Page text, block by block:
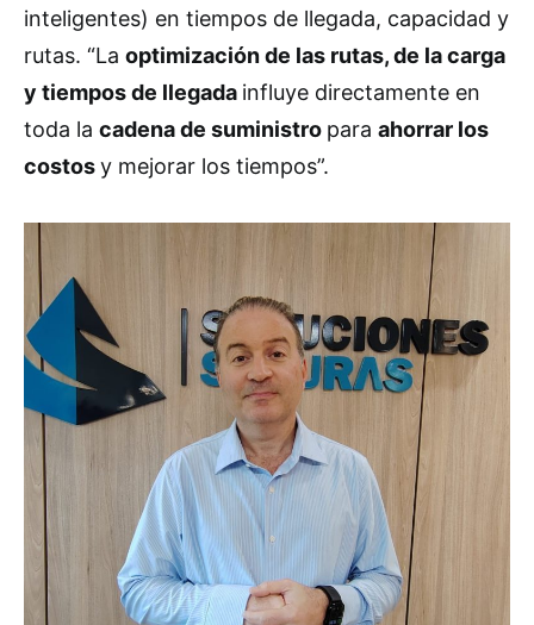
inteligentes) en tiempos de llegada, capacidad y
rutas. “La optimización de las rutas, de la carga
y tiempos de llegada influye directamente en
toda la cadena de suministro para ahorrar los
costosy mejorar los tiempos”.